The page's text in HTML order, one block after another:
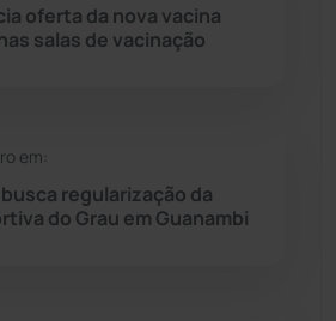
(96)
oferta da nova vacina
salas de vacinação
em:
regularização da
do Grau em Guanambi